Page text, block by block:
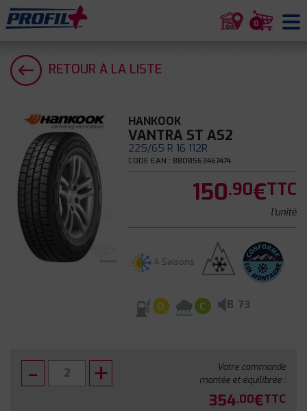
0
RETOUR À LA LISTE
HANKOOK
VANTRA ST AS2
225/65 R 16 112R
CODE EAN : 8808563467474
150.90€TTC
l'unité
4 Saisons
D C B 73
Votre commande
montée et équilibrée :
354.00€TTC